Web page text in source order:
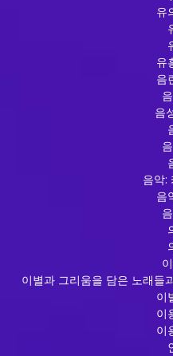
유
유
음
음
음악:
음
이별과 그리움을 담은 노래들
이
이
이